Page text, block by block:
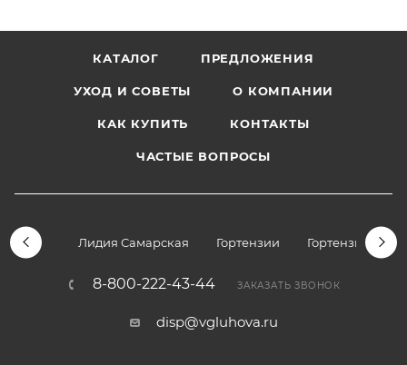
КАТАЛОГ ПРЕДЛОЖЕНИЯ
УХОД И СОВЕТЫ О КОМПАНИИ
КАК КУПИТЬ КОНТАКТЫ
ЧАСТЫЕ ВОПРОСЫ
Лидия Самарская Гортензии Гортензии
8-800-222-43-44 ЗАКАЗАТЬ ЗВОНОК
disp@vgluhova.ru